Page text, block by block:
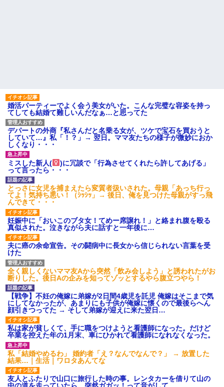
触らないでよ！」キチママ『そ
こに金庫があったから、開けて
みようとしただけ☆』義兄「泥
は出てけ！二度と来るな！」結
果・・・
私「初めて飲む味だけどなん
のお茶？」彼「ちっ！」私「」
【GIF】JSのカンチョーワロ
タ
後続車にクラクションを鳴ら
され彼氏が逆切れ。「何クラク
ション鳴らしてんだ！降りてこ
いよ！」と怒鳴りだし...
【衝撃】報酬100万円超の治験
募集がこちらｗｗｗｗｗ(※画像
あり)
【ネット騒然】惨殺されたタ
ワマン頂き女子のこの動画、す
げえええええｗｗｗｗｗｗｗｗ
ｗｗｗ
【愕然】白のクラウン俺氏、
高速道路左車線を制限速度で走
った結果wwwwwwwwwwww
百年の恋12-899 食べた量を
張り合ってくる
【悲報】佐藤輝明・・・２軍
でも盛大にやらかす←あまり悲
しませないでくれ
婚活パーティーでよく会う美女がいた。こんな完璧な容姿を持っ
てしても結婚て難しいんだなぁ…と思ってた
デパートの外商『私さんだと名乗る女が、ツケで宝石を買おうと
していて…』私「！？」→ 翌日。ママ友たちの様子が微妙におか
しくなり・・・
ミスした新人(
)に冗談で「行為させてくれたら許してあげる」
って言ったら・・・
とっさに女児を捕まえたら変質者扱いされた。母親「あっち行っ
てよ！気持ち悪い！（ｼｯｼｯ」→ 後日、俺を見つけた母親がすっ飛
んできて・・・
妊娠中に「おいこのブタ女！てめー席譲れ！」と絡まれ腹を殴る
真似された。泣きながら夫に話すと一年後に…
夫に癌の余命宣告。その闘病中に長女から信じられない言葉を受
けた
全く親しくないママ友Aから突然「飲み会しよう」と誘われたがお
断りした。後日Aの企みを知ってゾッとするやら腹立つやら！
【戦争】不妊の俺嫁に弟嫁が2日間4歳児を託児 俺嫁はそこまで気
にしてなかったが、あまりにも子供が俺嫁に懐くので最後らへん
顔引きつってた → そして弟嫁が迎えに来た翌日…
私は家が貧しくて、手に職をつけようと看護師になった。だけど
卒業を控えた年の1月末、車にひかれて看護師になれなくなった。
私「結婚やめるわ」 婚約者「え？なんでなんで？」 → 放置した
結果…｜生活｜ワロタあんてな
友人とふたりで山口に旅行した時の事。レンタカーを借りて山の